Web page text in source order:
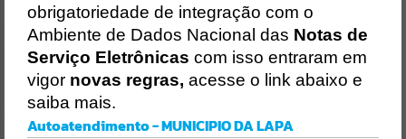
LICITAÇÕES
NOTA FISCAL
ELETRÔNICA
NACIONAL
obrigatoriedade de integração com o
Ambiente de Dados Nacional das Notas de
Serviço Eletrônicas com isso entraram em
vigor novas regras, acesse o link abaixo e
saiba mais.
Autoatendimento - MUNICIPIO DA LAPA
Erro
Gerenciamento do Sistema
Ocorreu um erro de script: